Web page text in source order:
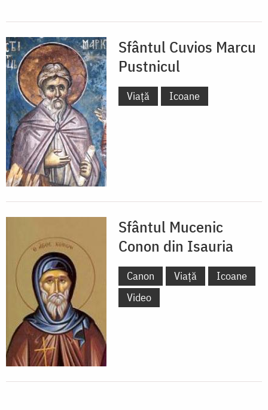
Sfântul Cuvios Marcu
Pustnicul
Viață Icoane
Sfântul Mucenic
Conon din Isauria
Canon Viață
Icoane
Video